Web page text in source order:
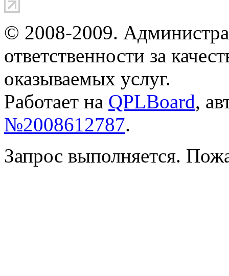
© 2008-2009.
ответственности за
оказываемых услуг.
Работает на QPLBoard,
№2008612787.
Запрос выполняется.